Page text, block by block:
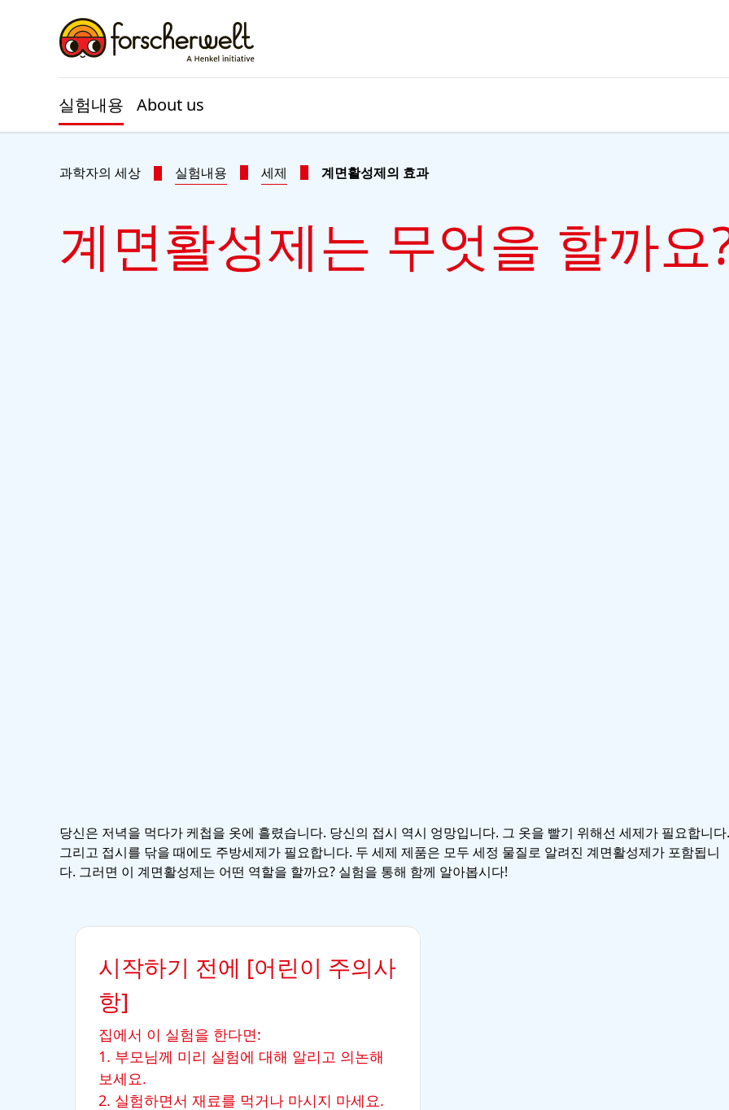
Skip to footer
실험내용 About us
과학자의 세상 실험내용 세제 계면활성제의 효과
계면활성제는 무엇을 할까요
당신은 저녁을 먹다가 케첩을 옷에 흘렸습니다. 당신의 접시 역시 엉망입니다. 그 옷을 빨기 위해선 세제가 필요합니다.
그리고 접시를 닦을 때에도 주방세제가 필요합니다. 두 세제 제품은 모두 세정 물질로 알려진 계면활성제가 포함됩니
다. 그러면 이 계면활성제는 어떤 역할을 할까요? 실험을 통해 함께 알아봅시다!
시작하기 전에 [어린이 주의사
항]
집에서 이 실험을 한다면:
1. 부모님께 미리 실험에 대해 알리고 의논해
보세요.
2. 실험하면서 재료를 먹거나 마시지 마세요.